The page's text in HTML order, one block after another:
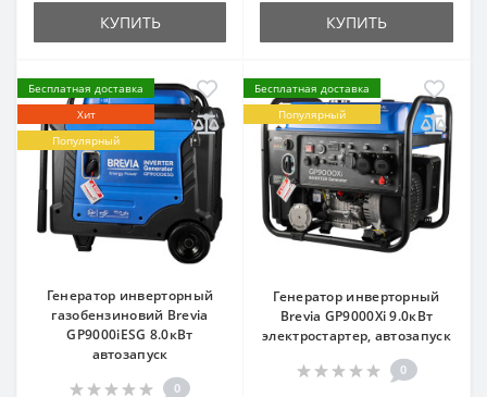
КУПИТЬ КУПИТЬ
Бесплатная доставка
Хит
Популярный
Генератор инверторный
газобензиновий Brevia
GP9000iESG 8.0кВт
автозапуск
0
Бесплатная доставка
Популярный
Генератор инверторный
Brevia GP9000Xi 9.0кВт
электростартер, автозапуск
0